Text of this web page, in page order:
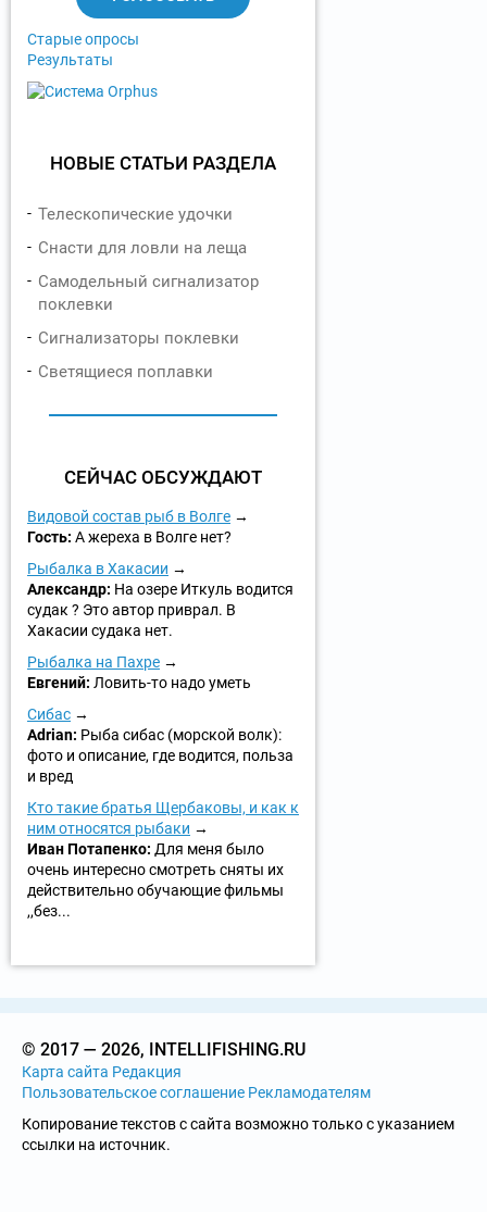
Старые опросы
Результаты
НОВЫЕ СТАТЬИ РАЗДЕЛА
Телескопические удочки
Снасти для ловли на леща
Самодельный сигнализатор
поклевки
Сигнализаторы поклевки
Светящиеся поплавки
СЕЙЧАС ОБСУЖДАЮТ
Видовой состав рыб в Волге
Гость: А жереха в Волге нет?
Рыбалка в Хакасии
Александр: На озере Иткуль водится
судак ? Это автор приврал. В
Хакасии судака нет.
Рыбалка на Пахре
Евгений: Ловить-то надо уметь
Сибас
Adrian: Рыба сибас (морской волк):
фото и описание, где водится, польза
и вред
Кто такие братья Щербаковы, и как к
ним относятся рыбаки
Иван Потапенко: Для меня было
очень интересно смотреть сняты их
действительно обучающие фильмы
,,без...
© 2017 — 2026, INTELLIFISHING.RU
Карта сайта Редакция
Пользовательское соглашение Рекламодателям
Копирование текстов с сайта возможно только с указанием
ссылки на источник.